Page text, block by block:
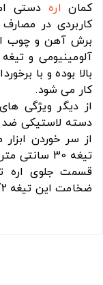
کمان اره
کاربردی در
برش آهن و چوب
بالا بوده و با
کار می شود.
از دیگر ویژگی
دسته لاستیکی ضد
از سر خوردن
تیغه 30
قسمت جلوی اره
ضخامت این تیغه 1/2 میلی متر می باشد.